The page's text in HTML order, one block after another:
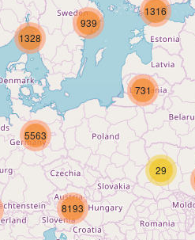
939
1316
1328
29
731
8193
5563